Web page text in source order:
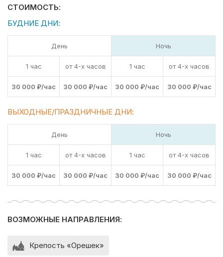
роскошным и успешным.
Компания Ру-Чартерс всегда рада предложить вам
аренду яхты в СПб, ждем вас на борту!
СТОИМОСТЬ:
БУДНИЕ ДНИ:
День Ночь
1 час от 4-х часов 1 час от 4-х часов
30 000 ₽/час 30 000 ₽/час 30 000 ₽/час 30 000 ₽/час
ВЫХОДНЫЕ/ПРАЗДНИЧНЫЕ ДНИ:
День Ночь
1 час от 4-х часов 1 час от 4-х часов
30 000 ₽/час 30 000 ₽/час 30 000 ₽/час 30 000 ₽/час
ВОЗМОЖНЫЕ НАПРАВЛЕНИЯ:
Крепость «Орешек»